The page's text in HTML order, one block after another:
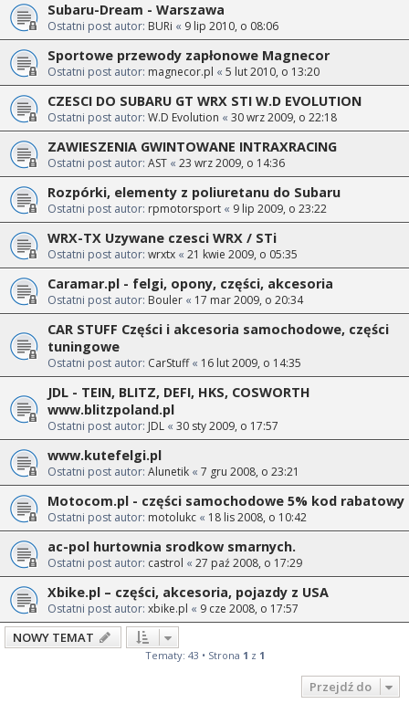
Subaru-Dream - Warszawa
Ostatni post autor: BURi « 9 lip 2010, o 08:06
Sportowe przewody zapłonowe Magnecor
Ostatni post autor: magnecor.pl « 5 lut 2010, o 13:20
CZESCI DO SUBARU GT WRX STI W.D EVOLUTION
Ostatni post autor: W.D Evolution « 30 wrz 2009, o 22:18
ZAWIESZENIA GWINTOWANE INTRAXRACING
Ostatni post autor: AST « 23 wrz 2009, o 14:36
Rozpórki, elementy z poliuretanu do Subaru
Ostatni post autor: rpmotorsport « 9 lip 2009, o 23:22
WRX-TX Uzywane czesci WRX / STi
Ostatni post autor: wrxtx « 21 kwie 2009, o 05:35
Caramar.pl - felgi, opony, części, akcesoria
Ostatni post autor: Bouler « 17 mar 2009, o 20:34
CAR STUFF Części i akcesoria samochodowe, części
tuningowe
Ostatni post autor: CarStuff« 16 lut 2009, o 14:35
JDL - TEIN, BLITZ, DEFI, HKS, COSWORTH
www.blitzpoland.pl
Ostatni post autor: JDL « 30 sty 2009, o 17:57
www.kutefelgi.pl
Ostatni post autor: Alunetik « 7 gru 2008, o 23:21
Motocom.pl - części samochodowe 5% kod rabatowy
Ostatni post autor: motolukc « 18 lis 2008, o 10:42
ac-pol hurtownia srodkow smarnych.
Ostatni post autor: castrol « 27 paź 2008, o 17:29
Xbike.pl – części, akcesoria, pojazdy z USA
Ostatni post autor: xbike.pl « 9 cze 2008, o 17:57
NOWY TEMAT
Tematy: 43 • Strona 1 z 1
Przejdź do